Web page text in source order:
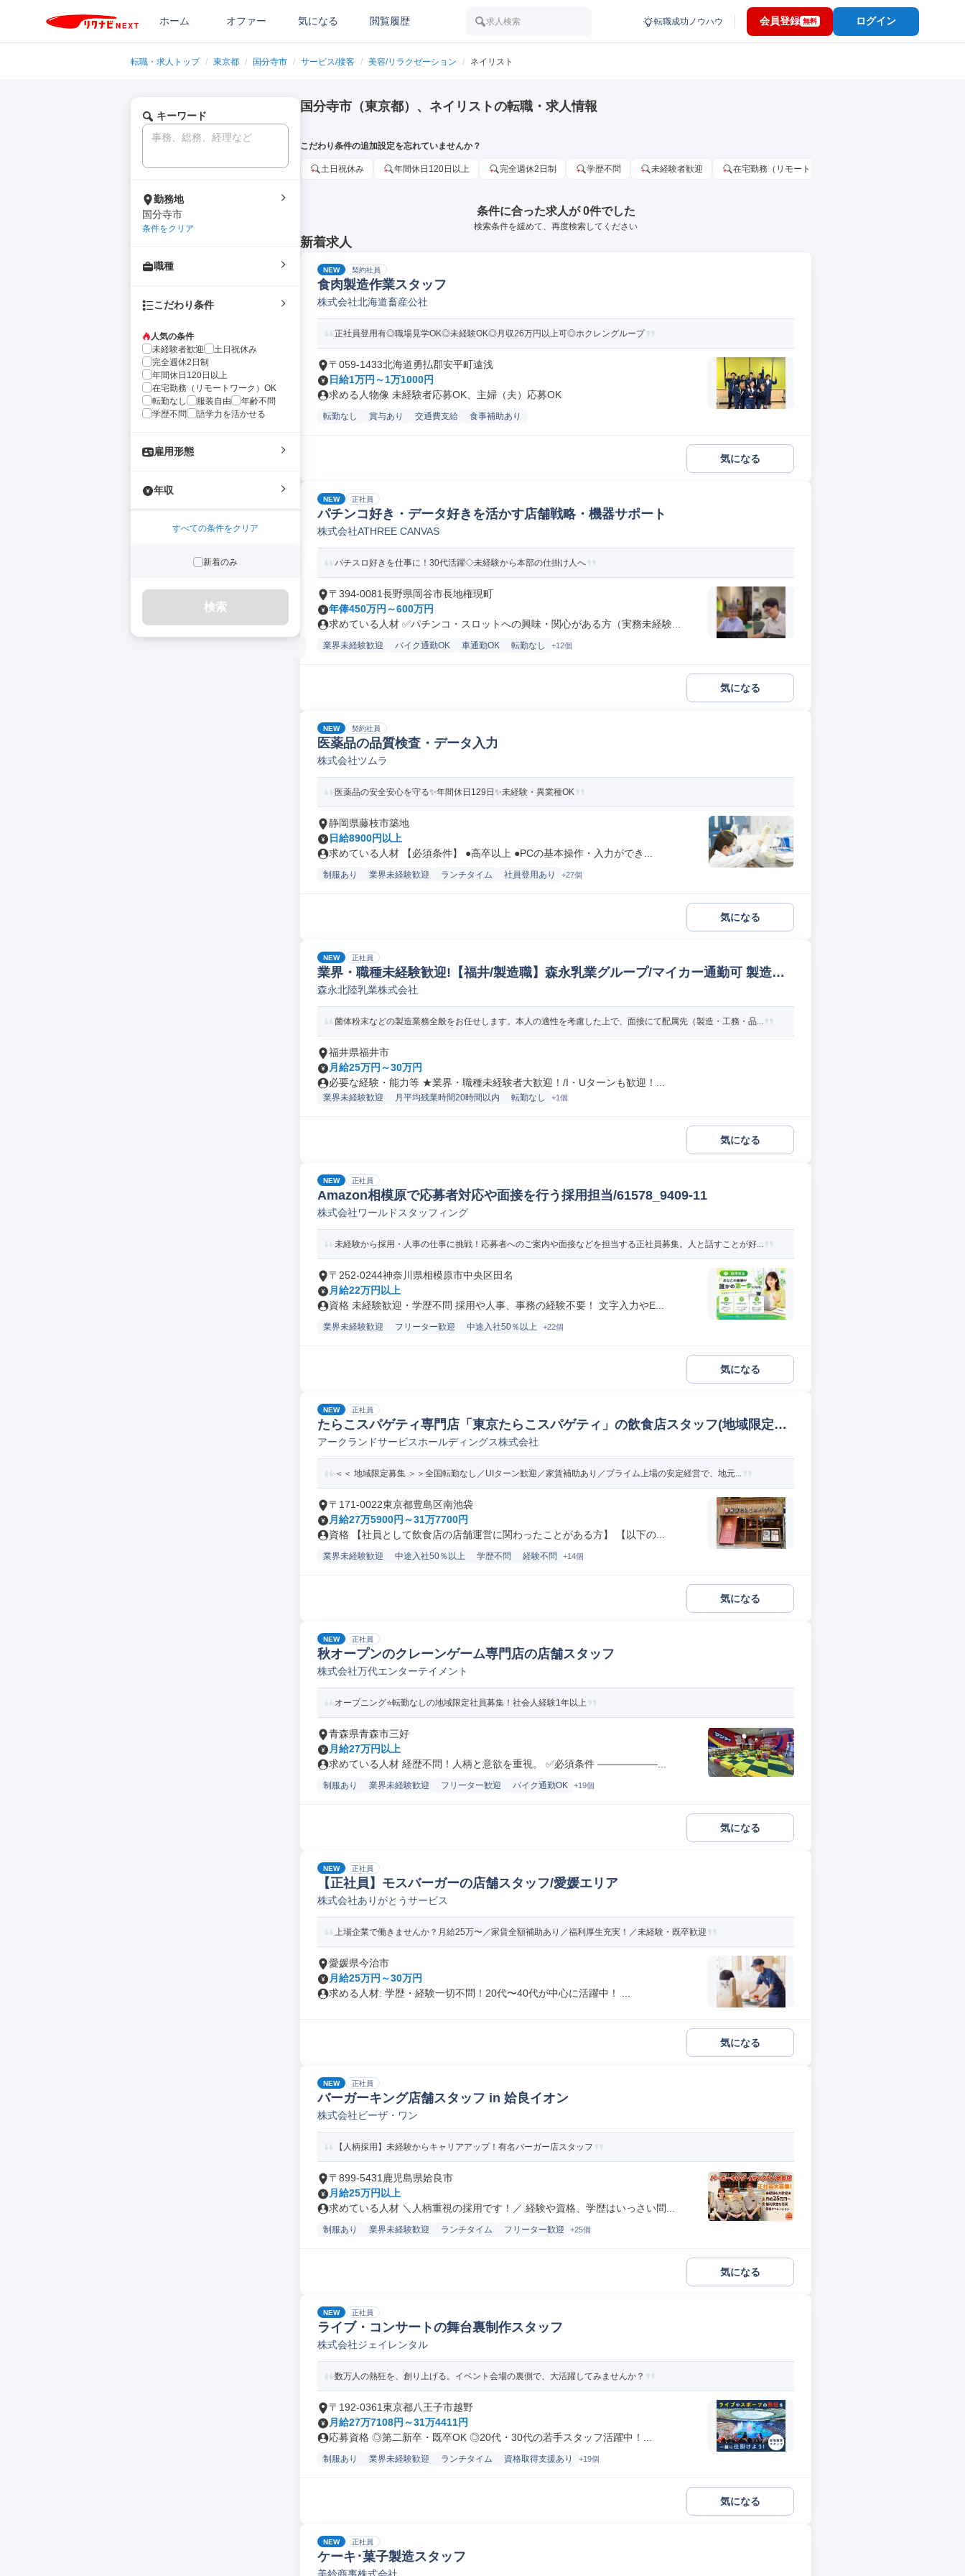
ホーム オファー 気になる 閲覧履歴 求人検索 転職成功ノウハウ 会員登録 無料 ログイン
転職・求人トップ / 東京都 / 国分寺市 / サービス/接客 / 美容/リラクゼーション / ネイリスト
キーワード
勤務地
国分寺市
条件をクリア
職種
こだわり条件
人気の条件
未経験者歓迎
土日祝休み
完全週休2日制
年間休日120日以上
在宅勤務（リモートワーク）OK
転勤なし
服装自由
年齢不問
学歴不問
語学力を活かせる
雇用形態
年収
すべての条件をクリア
新着のみ
検索
国分寺市（東京都）、ネイリストの転職・求人情報
こだわり条件の追加設定を忘れていませんか？
土日祝休み 年間休日120日以上 完全週休2日制 学歴不問 未経験者歓迎 在宅勤務（リモートワーク）OK
条件に合った求人が 0件でした
検索条件を緩めて、再度検索してください
新着求人
NEW 契約社員
食肉製造作業スタッフ
株式会社北海道畜産公社
正社員登用有◎職場見学OK◎未経験OK◎月収26万円以上可◎ホクレングループ
〒059-1433北海道勇払郡安平町遠浅
日給1万円～1万1000円
求める人物像 未経験者応募OK、主婦（夫）応募OK
転勤なし 賞与あり 交通費支給 食事補助あり
気になる
NEW 正社員
パチンコ好き・データ好きを活かす店舗戦略・機器サポート
株式会社ATHREE CANVAS
パチスロ好きを仕事に！30代活躍◇未経験から本部の仕掛け人へ
〒394-0081長野県岡谷市長地権現町
年俸450万円～600万円
求めている人材 ✅パチンコ・スロットへの興味・関心がある方（実務未経験...
業界未経験歓迎 バイク通勤OK 車通勤OK 転勤なし +12個
気になる
NEW 契約社員
医薬品の品質検査・データ入力
株式会社ツムラ
医薬品の安全安心を守る✨年間休日129日✨未経験・異業種OK
静岡県藤枝市築地
日給8900円以上
求めている人材 【必須条件】 ●高卒以上 ●PCの基本操作・入力ができ...
制服あり 業界未経験歓迎 ランチタイム 社員登用あり +27個
気になる
NEW 正社員
業界・職種未経験歓迎!【福井/製造職】森永乳業グループ/マイカー通勤可 製造オ
ペレーター/ラインマネージャー(食品/飲料/たばこ)
森永北陸乳業株式会社
菌体粉末などの製造業務全般をお任せします。本人の適性を考慮した上で、面接にて配属先（製造・工務・品...
福井県福井市
月給25万円～30万円
必要な経験・能力等 ★業界・職種未経験者大歓迎！/I・Uターンも歓迎！...
業界未経験歓迎 月平均残業時間20時間以内 転勤なし +1個
気になる
NEW 正社員
Amazon相模原で応募者対応や面接を行う採用担当/61578_9409-11
株式会社ワールドスタッフィング
未経験から採用・人事の仕事に挑戦！応募者へのご案内や面接などを担当する正社員募集。人と話すことが好...
〒252-0244神奈川県相模原市中央区田名
月給22万円以上
資格 未経験歓迎・学歴不問 採用や人事、事務の経験不要！ 文字入力やE...
業界未経験歓迎 フリーター歓迎 中途入社50％以上 +22個
気になる
NEW 正社員
たらこスパゲティ専門店「東京たらこスパゲティ」の飲食店スタッフ(地域限定社
員/転勤なし)
アークランドサービスホールディングス株式会社
＜＜ 地域限定募集 ＞＞全国転勤なし／UIターン歓迎／家賃補助あり／プライム上場の安定経営で、地元...
〒171-0022東京都豊島区南池袋
月給27万5900円～31万7700円
資格 【社員として飲食店の店舗運営に関わったことがある方】 【以下の...
業界未経験歓迎 中途入社50％以上 学歴不問 経験不問 +14個
気になる
NEW 正社員
秋オープンのクレーンゲーム専門店の店舗スタッフ
株式会社万代エンターテイメント
オープニング⭐転勤なしの地域限定社員募集！社会人経験1年以上
青森県青森市三好
月給27万円以上
求めている人材 経歴不問！人柄と意欲を重視。 ✅必須条件 ――――――...
制服あり 業界未経験歓迎 フリーター歓迎 バイク通勤OK +19個
気になる
NEW 正社員
【正社員】モスバーガーの店舗スタッフ/愛媛エリア
株式会社ありがとうサービス
上場企業で働きませんか？月給25万〜／家賃全額補助あり／福利厚生充実！／未経験・既卒歓迎
愛媛県今治市
月給25万円～30万円
求める人材: 学歴・経験一切不問！20代〜40代が中心に活躍中！ ...
気になる
NEW 正社員
バーガーキング店舗スタッフ in 姶良イオン
株式会社ビーザ・ワン
【人柄採用】未経験からキャリアアップ！有名バーガー店スタッフ
〒899-5431鹿児島県姶良市
月給25万円以上
求めている人材 ＼人柄重視の採用です！／ 経験や資格、学歴はいっさい問...
制服あり 業界未経験歓迎 ランチタイム フリーター歓迎 +25個
気になる
NEW 正社員
ライブ・コンサートの舞台裏制作スタッフ
株式会社ジェイレンタル
数万人の熱狂を、創り上げる。イベント会場の裏側で、大活躍してみませんか？
〒192-0361東京都八王子市越野
月給27万7108円～31万4411円
応募資格 ◎第二新卒・既卒OK ◎20代・30代の若手スタッフ活躍中！...
制服あり 業界未経験歓迎 ランチタイム 資格取得支援あり +19個
気になる
NEW 正社員
ケーキ･菓子製造スタッフ